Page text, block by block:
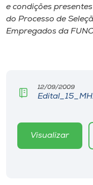
Biblioteca
Rádio
Museu
Unoesc
e condições
do Processo de
Empregados da
12/09/2009
Visualizar